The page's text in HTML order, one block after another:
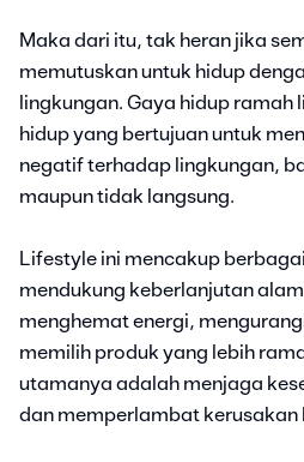
Maka dari itu, tak heran jika
memutuskan untuk hidup
lingkungan. Gaya hidup ramah
hidup yang bertujuan untuk
negatif terhadap lingkungan,
maupun tidak langsung.
Lifestyle ini mencakup
mendukung keberlanjutan
menghemat energi,
memilih produk yang lebih
utamanya adalah menjaga
dan memperlambat kerusakan